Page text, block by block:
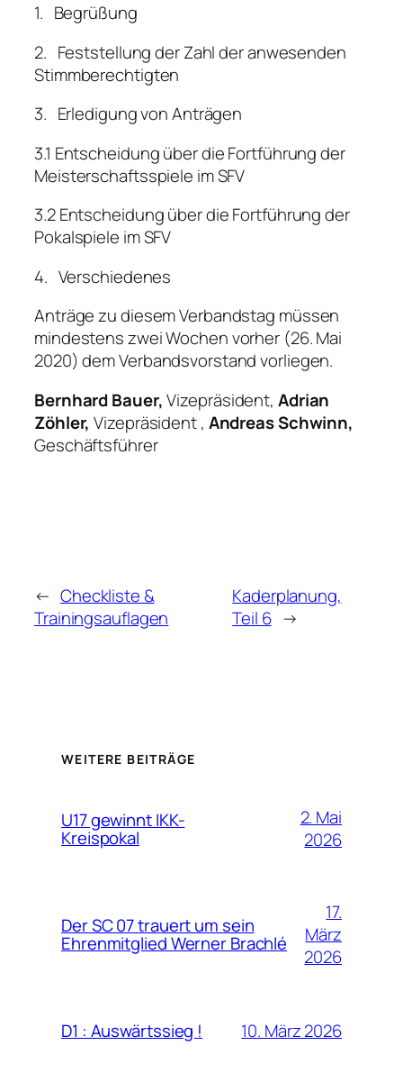
1. Begrüßung
2. Feststellung der Zahl der anwesenden
Stimmberechtigten
3. Erledigung von Anträgen
3.1 Entscheidung über die Fortführung der
Meisterschaftsspiele im SFV
3.2 Entscheidung über die Fortführung der
Pokalspiele im SFV
4. Verschiedenes
Anträge zu diesem Verbandstag müssen
mindestens zwei Wochen vorher (26. Mai
2020) dem Verbandsvorstand vorliegen.
Bernhard Bauer,Vizepräsident, Adrian
Zöhler, Vizepräsident , Andreas Schwinn,
Geschäftsführer
← Checkliste &
Trainingsauflagen
Kaderplanung,
Teil 6 →
WEITERE BEITRÄGE
U17 gewinnt IKK-
Kreispokal
2. Mai
2026
Der SC 07 trauert um sein
Ehrenmitglied Werner Brachlé
17.
März
2026
D1 : Auswärtssieg ! 10. März 2026